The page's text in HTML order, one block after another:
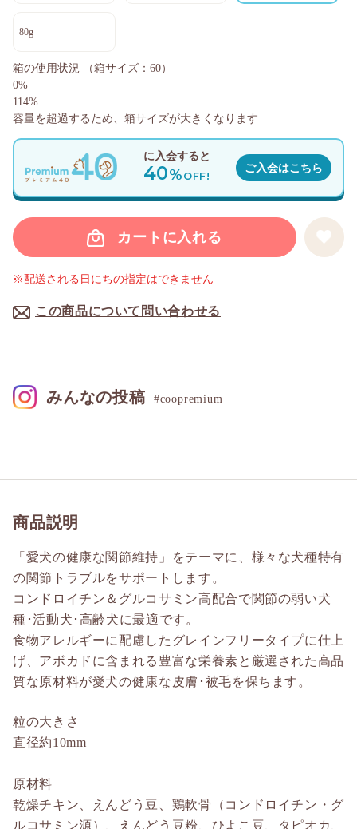
80g
カートに入れる
この商品について問い合わせる
※配送される日にちの指定はできません
に入会すると
40%OFF!
ご入会はこちら
箱の使用状況
（箱サイズ：60）
0%
114%
容量を超過するため、箱サイズが大きくなります
商品説明
「愛犬の健康な関節維持」をテーマに、様々な犬種特有
の関節トラブルをサポートします。
コンドロイチン＆グルコサミン高配合で関節の弱い犬
種･活動犬･高齢犬に最適です。
食物アレルギーに配慮したグレインフリータイプに仕上
げ、アボカドに含まれる豊富な栄養素と厳選された高品
質な原材料が愛犬の健康な皮膚･被毛を保ちます。
粒の大きさ
直径約10mm
原材料
乾燥チキン、えんどう豆、鶏軟骨（コンドロイチン・グ
ルコサミン源）、えんどう豆粉、ひよこ豆、タピオカ、
みんなの投稿 #coopremium